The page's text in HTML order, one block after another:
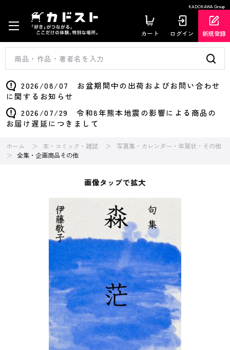
KADOKAWA Group
カート ログイン 新規登録
2026/08/07 お盆期間中の出荷およびお問い合わせ
に関するお知らせ
2026/07/29 令和8年熊本地震の影響による商品の
お届け遅延につきまして
ホーム 本・コミック・雑誌
写真集・カレンダー・年賀状・その他
全集・企画商品その他
画像タップで拡大